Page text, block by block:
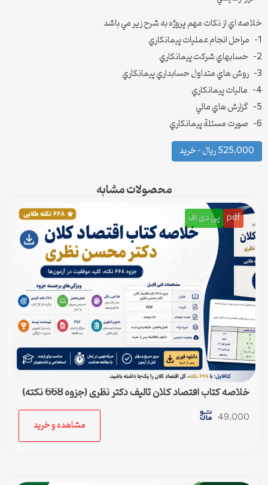
خلاصه اي از نكات مهم پروژه به شرح زير مي باشد
1- مراحل انجام عمليات پيمانكاري
2- حسابهاي شركت پيمانكاري
3- روش هاي متداول حسابداري پيمانكاري
4- ماليات پيمانكاري
5- گزارش هاي مالي
6- صورت مسئلة پيمانكاري
525,000 ریال – خرید
محصولات مشابه
pdf پی دی اف
خلاصه کتاب اقتصاد کلان تالیف دکتر نظری (جزوه 668 نکته)
49,000
مشاهده و خرید